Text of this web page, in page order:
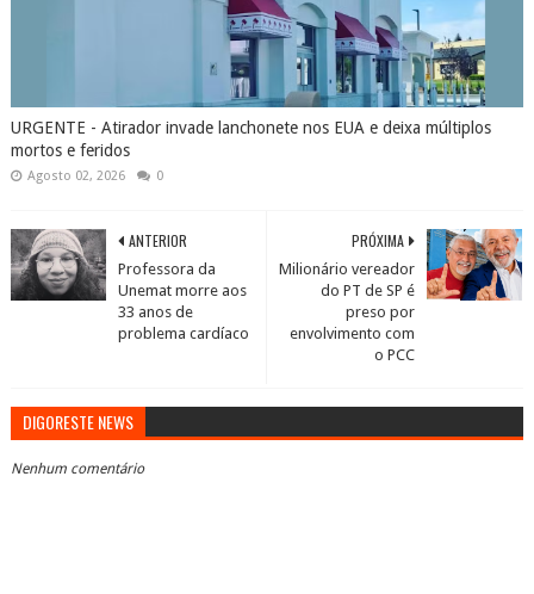
URGENTE - Atirador invade lanchonete nos EUA e deixa múltiplos
mortos e feridos
Agosto 02, 2026 0
PRÓXIMA
Milionário vereador
do PT de SP é
preso por
envolvimento com
o PCC
ANTERIOR
Professora da
Unemat morre aos
33 anos de
problema cardíaco
DIGORESTE NEWS
Nenhum comentário